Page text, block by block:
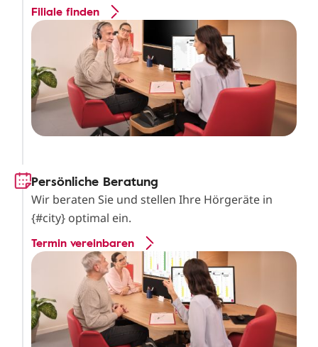
Filiale finden
Persönliche Beratung
Wir beraten Sie und stellen Ihre Hörgeräte in
{#city} optimal ein.
Termin vereinbaren